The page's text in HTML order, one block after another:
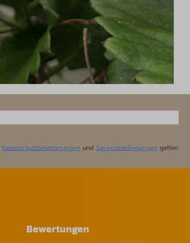
Datenschutzbestimmungen und Servicebedingungen gelten.
Bewertungen